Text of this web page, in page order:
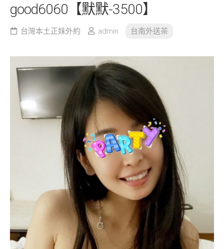
good6060【默默-3500】
台灣本土正妹外約 admin 台南外送茶